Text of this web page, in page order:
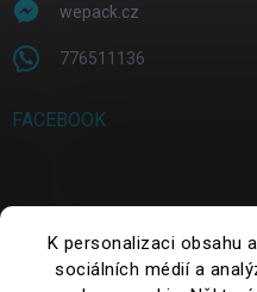
K personalizaci obsahu
sociálních médií a
wepack.cz
776511136
FACEBOOK